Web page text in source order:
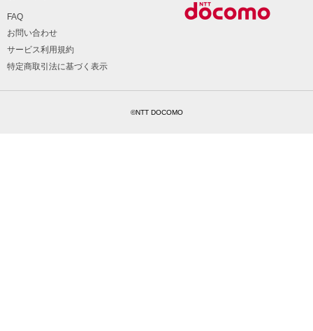
FAQ
お問い合わせ
サービス利用規約
特定商取引法に基づく表示
©NTT DOCOMO